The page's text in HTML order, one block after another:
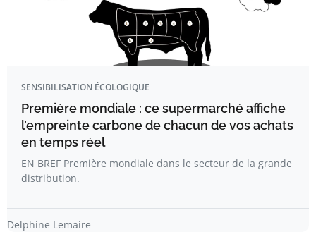
SENSIBILISATION ÉCOLOGIQUE
Première mondiale : ce supermarché affiche
l’empreinte carbone de chacun de vos achats
en temps réel
EN BREF Première mondiale dans le secteur de la grande
distribution.
Delphine Lemaire